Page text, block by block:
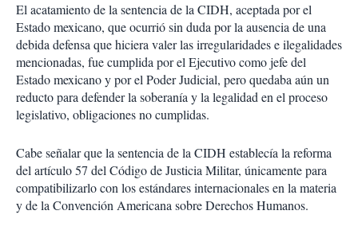
El acatamiento de la sentencia de la CIDH, aceptada por el
Estado mexicano, que ocurrió sin duda por la ausencia de una
debida defensa que hiciera valer las irregularidades e ilegalidades
mencionadas, fue cumplida por el Ejecutivo como jefe del
Estado mexicano y por el Poder Judicial, pero quedaba aún un
reducto para defender la soberanía y la legalidad en el proceso
legislativo, obligaciones no cumplidas.
Cabe señalar que la sentencia de la CIDH establecía la reforma
del artículo 57 del Código de Justicia Militar, únicamente para
compatibilizarlo con los estándares internacionales en la materia
y de la Convención Americana sobre Derechos Humanos.